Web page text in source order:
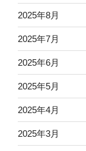
2025年8月
2025年7月
2025年6月
2025年5月
2025年4月
2025年3月